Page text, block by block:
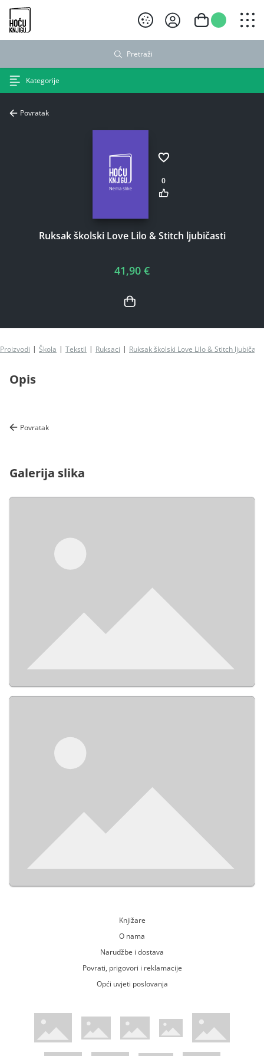
Hoću knjigu crni logo
Pretraži
Kategorije
Povratak
0
Ruksak školski Love Lilo & Stitch ljubičasti
41,90 €
Proizvodi Škola Tekstil Ruksaci Ruksak školski Love Lilo & Stitch ljubičasti
Opis
Povratak
Galerija slika
Knjižare
O nama
Narudžbe i dostava
Povrati, prigovori i reklamacije
Opći uvjeti poslovanja
WsPay web stranicaMaestro web stranicaMastercard web stranicaAmerican Express web stranica
Visa web stranica